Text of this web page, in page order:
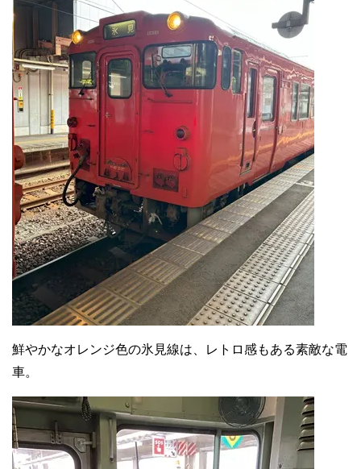
鮮やかなオレンジ色の氷見線は、レトロ感もある素敵な電
車。